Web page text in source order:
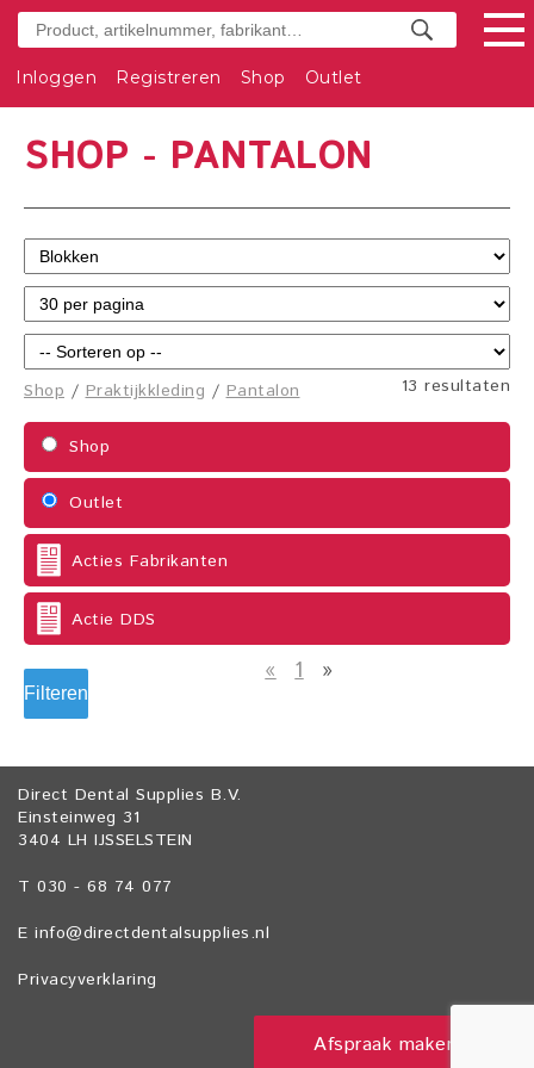
Inloggen Registreren Shop Outlet
SHOP - PANTALON
13 resultaten
Shop /Praktijkkleding /Pantalon
Shop
Outlet
Acties Fabrikanten
Actie DDS
Filteren
« 1 »
Direct Dental Supplies B.V.
Einsteinweg 31
3404 LH IJSSELSTEIN
T 030 - 68 74 077
E info@directdentalsupplies.nl
Privacyverklaring
Afspraak maken